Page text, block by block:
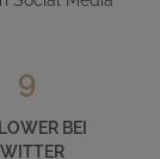
9
BEI